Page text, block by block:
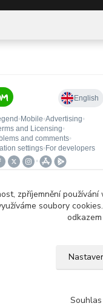
Jakékoliv užití
zpříjemnění
soubory